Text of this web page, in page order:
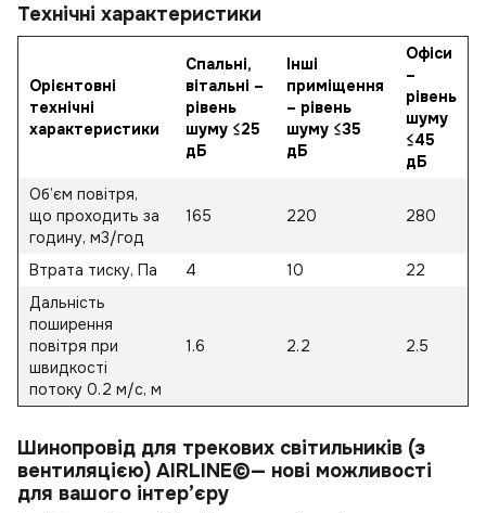
Технічні характеристики
Орієнтовні
технічні
характеристики
Спальні,
вітальні –
рівень
шуму ≤25
дБ
Інші
приміщення
– рівень
шуму ≤35
дБ
Офіси
–
рівень
шуму
≤45
дБ
Об’єм повітря,
що проходить за
годину, м3/год
165 220 280
Втрата тиску, Па 4 10
22
Дальність
поширення
повітря при
швидкості
потоку 0.2 м/с, м
1.6 2.2 2.5
Шинопровід для трекових світильників (з
вентиляцією) AIRLINE©— нові можливості
для вашого інтер’єру